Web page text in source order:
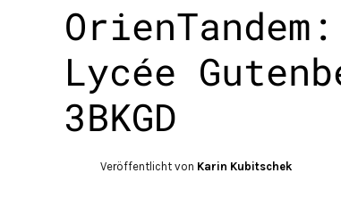
Lycée
3BKGD
Veröffentlicht von Karin Kubitschek